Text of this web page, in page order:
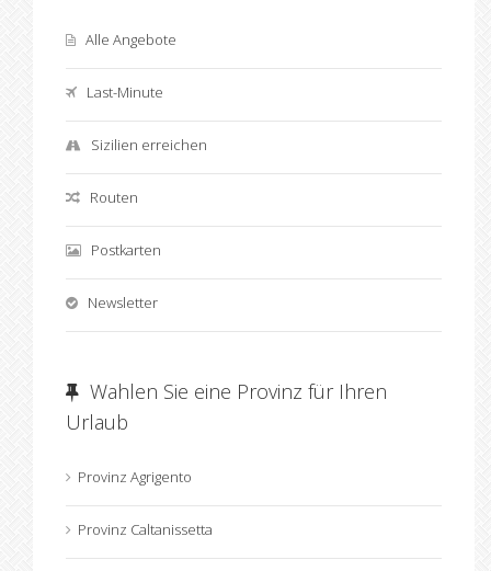
Alle Angebote
Last-Minute
Sizilien erreichen
Routen
Postkarten
Newsletter
Wahlen Sie eine Provinz für Ihren
Urlaub
Provinz Agrigento
Provinz Caltanissetta